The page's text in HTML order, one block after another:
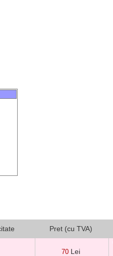
Pret (cu TVA)
70 Lei